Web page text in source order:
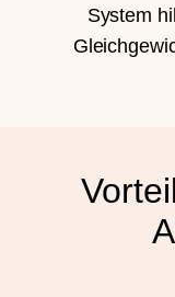
System